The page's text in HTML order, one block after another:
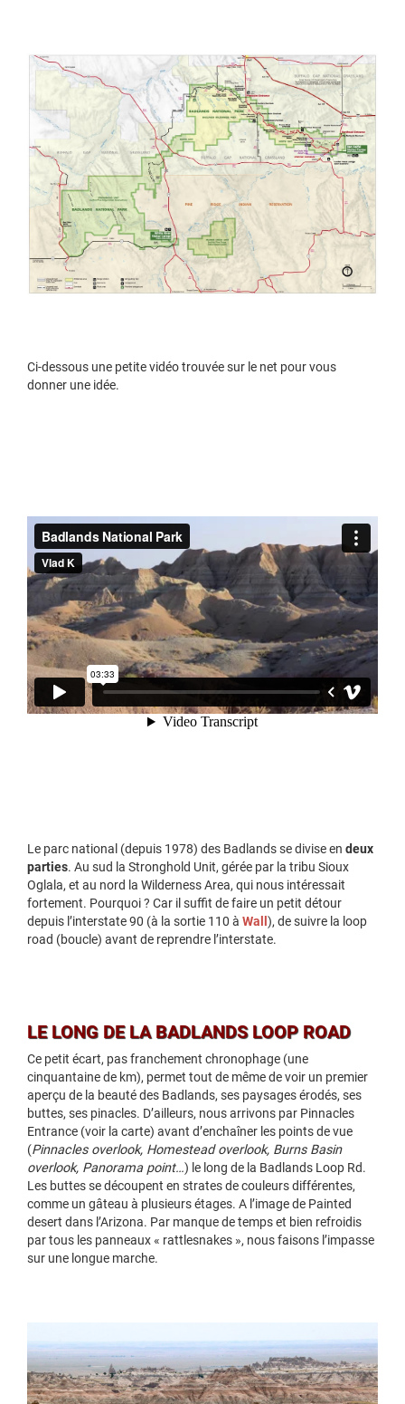
Ci-dessous une petite vidéo trouvée sur le net pour vous
donner une idée.
Le parc national (depuis 1978) des Badlands se divise en deux
parties. Au sud la Stronghold Unit, gérée par la tribu Sioux
Oglala, et au nord la Wilderness Area, qui nous intéressait
fortement. Pourquoi ? Car il suffit de faire un petit détour
depuis l’interstate 90 (à la sortie 110 à Wall ), de suivre la loop
road (boucle) avant de reprendre l’interstate.
LE LONG DE LA BADLANDS LOOP ROAD
Ce petit écart, pas franchement chronophage (une
cinquantaine de km), permet tout de même de voir un premier
aperçu de la beauté des Badlands, ses paysages érodés, ses
buttes, ses pinacles. D’ailleurs, nous arrivons par Pinnacles
Entrance (voir la carte) avant d’enchaîner les points de vue
(Pinnacles overlook, Homestead overlook, Burns Basin
overlook, Panorama point…) le long de la Badlands Loop Rd.
Les buttes se découpent en strates de couleurs différentes,
comme un gâteau à plusieurs étages. A l’image de Painted
desert dans l’Arizona. Par manque de temps et bien refroidis
par tous les panneaux « rattlesnakes », nous faisons l’impasse
sur une longue marche.